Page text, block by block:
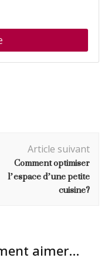
Article suivant
Comment optimiser
l’espace d’une petite
cuisine?
aimer...